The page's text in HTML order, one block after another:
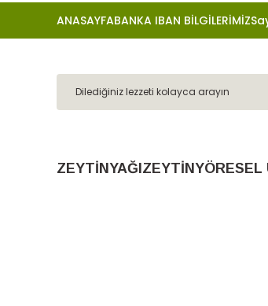
ANASAYFABANKA IBAN BİLGİLERİMİZ
ZEYTİNYAĞIZEYTİNYÖRESEL